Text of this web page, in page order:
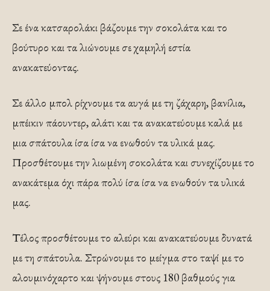
Σε ένα κατσαρολάκι βάζουμε την σοκολάτα και το
βούτυρο και τα λιώνουμε σε χαμηλή εστία
ανακατεύοντας.
Σε άλλο μπολ ρίχνουμε τα αυγά με τη ζάχαρη, βανίλια,
μπέικιν πάουντερ, αλάτι και τα ανακατεύουμε καλά με
μια σπάτουλα ίσα ίσα να ενωθούν τα υλικά μας.
Προσθέτουμε την λιωμένη σοκολάτα και συνεχίζουμε το
ανακάτεμα όχι πάρα πολύ ίσα ίσα να ενωθούν τα υλικά
μας.
Τέλος προσθέτουμε το αλεύρι και ανακατεύουμε δυνατά
με τη σπάτουλα. Στρώνουμε το μείγμα στο ταψί με το
αλουμινόχαρτο και ψήνουμε στους 180 βαθμούς για